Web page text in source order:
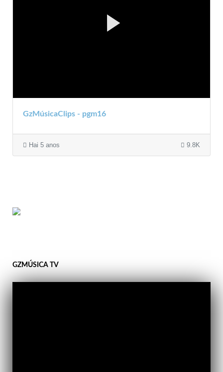
GzMúsicaClips - pgm16
Hai 5 anos 9.8K
GZMÚSICA TV